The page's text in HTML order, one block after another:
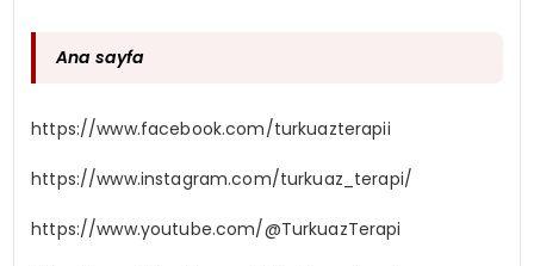
Ana sayfa
https://www.facebook.com/turkuazterapii
https://www.instagram.com/turkuaz_terapi/
https://www.youtube.com/@TurkuazTerapi